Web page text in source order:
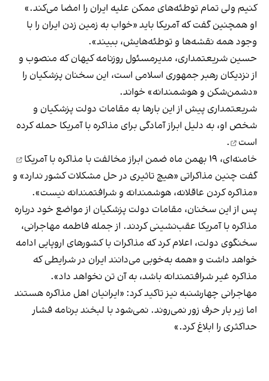
کنیم ولی تمام توطئه‌های ممکن علیه ایران را امضا می‌کند.»
او همچنین گفت که آمریکا باید «خواب به زمین زدن ایران را با
وجود همه نقشه‌ها و توطئه‌هایش، ببیند».
حسین شریعتمداری، مدیرمسئول روزنامه کیهان که منصوب و
از نزدیکان رهبر جمهوری اسلامی است، این سخنان پزشکیان را
«دشمن‌شکن و هوشمندانه»‌ خواند.
شریعتمداری پیش از این بارها به مقامات دولت پزشکیان و
شخص او، به دلیل ابراز آمادگی برای مذاکره با آمریکا حمله کرده
است
.
خامنه‌ای، ۱۹ بهمن ماه ضمن ابراز
مخالفت با مذاکره با آمریکا
گفت چنین مذاکراتی «هیچ تاثیری در حل مشکلات کشور ندارد» و
«مذاکره کردن عاقلانه، هوشمندانه و شرافتمندانه نیست».
پس از این سخنان، مقامات دولت پزشکیان از مواضع خود درباره
مذاکره با آمریکا عقب‌نشینی کردند. از جمله فاطمه مهاجرانی،
سخنگوی دولت، اعلام کرد که مذاکرات با کشورهای اروپایی ادامه
خواهد داشت و «همه به‌خوبی می‌دانند ایران در شرایطی که
مذاکره غیر‌ شرافتمندانه باشد، به آن تن نخواهد داد».
مهاجرانی چهارشنبه نیز تاکید کرد: «ایرانیان اهل مذاکره هستند
اما زیر بار حرف زور نمی‌روند. نمی‌شود با لبخند برنامه فشار
حداکثری را ابلاغ کرد.»